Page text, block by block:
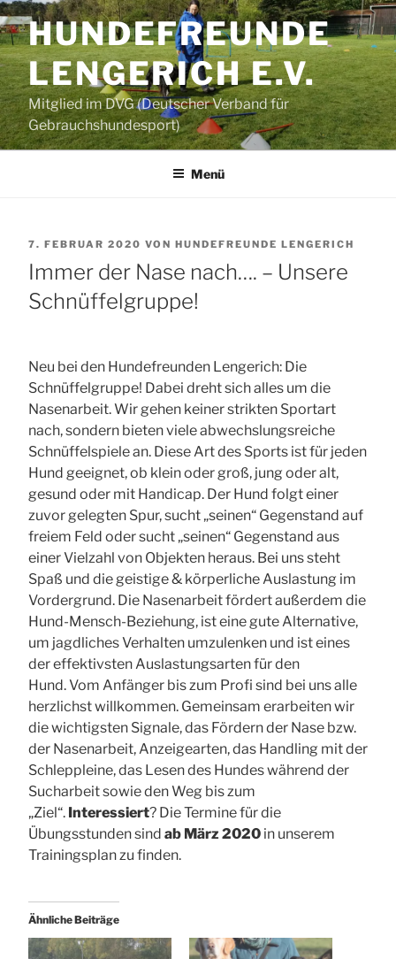
Zum
Inhalt
springenHUNDEFREUNDE
LENGERICH E.V.
Mitglied im DVG (Deutscher Verband für
Gebrauchshundesport)
Menü
VERÖFFENTLICHT
AM
7. FEBRUAR 2020 VON HUNDEFREUNDE LENGERICH
Immer der Nase nach…. – Unsere
Schnüffelgruppe!
Neu bei den Hundefreunden Lengerich: Die
Schnüffelgruppe! Dabei dreht sich alles um die
Nasenarbeit. Wir gehen keiner strikten Sportart
nach, sondern bieten viele abwechslungsreiche
Schnüffelspiele an. Diese Art des Sports ist für jeden
Hund geeignet, ob klein oder groß, jung oder alt,
gesund oder mit Handicap. Der Hund folgt einer
zuvor gelegten Spur, sucht „seinen“ Gegenstand auf
freiem Feld oder sucht „seinen“ Gegenstand aus
einer Vielzahl von Objekten heraus. Bei uns steht
Spaß und die geistige & körperliche Auslastung im
Vordergrund. Die Nasenarbeit fördert außerdem die
Hund-Mensch-Beziehung, ist eine gute Alternative,
um jagdliches Verhalten umzulenken und ist eines
der effektivsten Auslastungsarten für den
Hund. Vom Anfänger bis zum Profi sind bei uns alle
herzlichst willkommen. Gemeinsam erarbeiten wir
die wichtigsten Signale, das Fördern der Nase bzw.
der Nasenarbeit, Anzeigearten, das Handling mit der
Schleppleine, das Lesen des Hundes während der
Sucharbeit sowie den Weg bis zum
„Ziel“. Interessiert? Die Termine für die
Übungsstunden sind ab März 2020 in unserem
Trainingsplan zu finden.
Ähnliche Beiträge